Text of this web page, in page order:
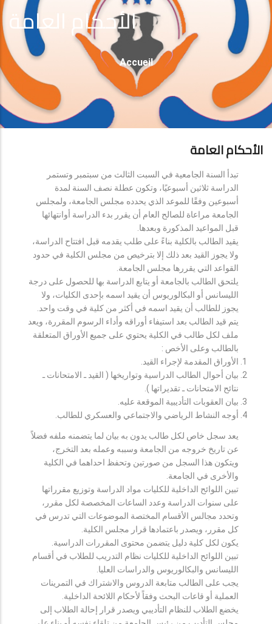
الأحكام العامة
Fil
D'Ariane
Accueil
الأحكام العامة
تبدأ السنة الجامعية في السبت الثالث من سبتمبر وتستمر
الدراسة ثلاثين أسبوعيًا، وتكون عطلة نصف السنة لمدة
أسبوعين وفقًا للموعد الذي يحدده مجلس الجامعة، ولمجلس
الجامعة مراعاة للصالح العام أن يقرر بدء الدراسة أوانتهائها
قبل المواعيد المذكورة وبعدها.
يقيد الطالب بالكلية بناءً على طلب يقدمه قبل افتتاح الدراسة،
ولا يجوز القيد بعد ذلك إلا بترخيص من مجلس الكلية في حدود
القواعد التي يقررها مجلس الجامعة.
يلتحق الطالب بالجامعة أو يتابع الدراسة بها للحصول على درجة
الليسانس أو البكالوريوس أن يقيد اسمه بإحدى الكليات، ولا
يجوز للطالب أن يقيد اسمه في أكثر من كلية في وقت واحد.
يتم قيد الطالب بعد استيفاء أوراقه وأداء الرسوم المقررة، ويعد
ملف لكل طالب في الكلية يحتوي على جميع الأوراق المتعلقة
بالطالب وعلى الأخص :
الأوراق المقدمة لإجراء القيد.
بيان أحوال الطالب الدراسية وتواريخها ( القيد ـ الامتحانات ـ
نتائح الامتحانات ـ تقديراتها ).
بيان العقوبات التأديبية الموقعة عليه.
أوجه النشاط الرياضي والاجتماعي والعسكري للطالب.
يعد سجل خاص لكل طالب يدون به بيان لما يتضمنه ملفه فضلاً
عن تاريخ خروجه من الجامعة وسببه وعمله بعد التخرج،
ويتكون هذا السجل من صورتين وتحفظ احداهما في الكلية
والأخرى في الجامعة.
تبين اللوائح الداخلية للكليات مواد الدراسة وتوزيع مقرراتها
على سنوات الدراسة وعدد الساعات المخصصة لكل مقرر،
وتحدد مجالس الأقسام المختصة الموضوعات التي تدرس في
كل مقرر، ويصدر باعتمادها قرار مجلس الكلية.
يكون لكل كلية دليل يتضمن محتوى المقررات الدراسية.
تبين اللوائح الداخلية للكليات نظام التدريب للطلاب في أقسام
الليسانس والبكالوريوس والدراسات العليا.
يجب على الطالب متابعة الدروس والاشتراك في التمرينات
العملية أو قاعات البحث وفقاً لأحكام اللائحة الداخلية.
يخضع الطلاب للنظام التأديبي ويصدر قرار إحالة الطلاب إلى